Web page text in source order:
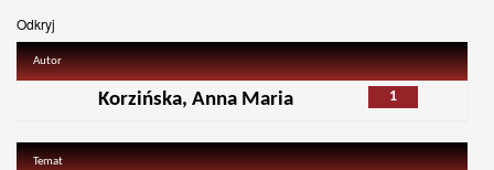
Odkryj
Autor
1
Korzińska, Anna Maria
Temat